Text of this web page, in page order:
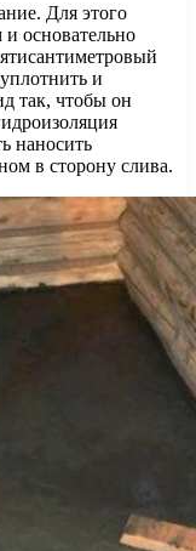
Для этого
основательно
и
так, чтобы он
наносить
в сторону слива.